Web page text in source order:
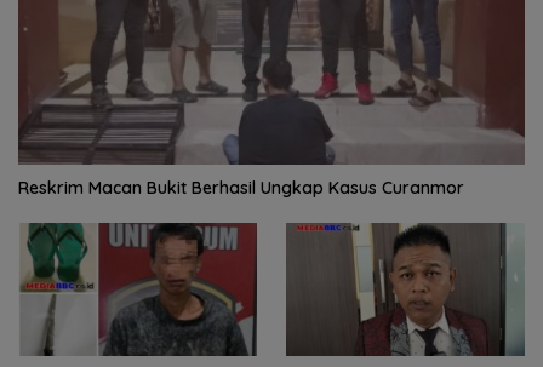
Reskrim Macan Bukit Berhasil Ungkap Kasus Curanmor